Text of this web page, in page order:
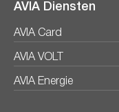
AVIA Diensten
AVIA Card
AVIA VOLT
AVIA Energie